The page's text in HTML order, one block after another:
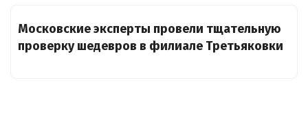
Московские эксперты провели тщательную
проверку шедевров в филиале Третьяковки